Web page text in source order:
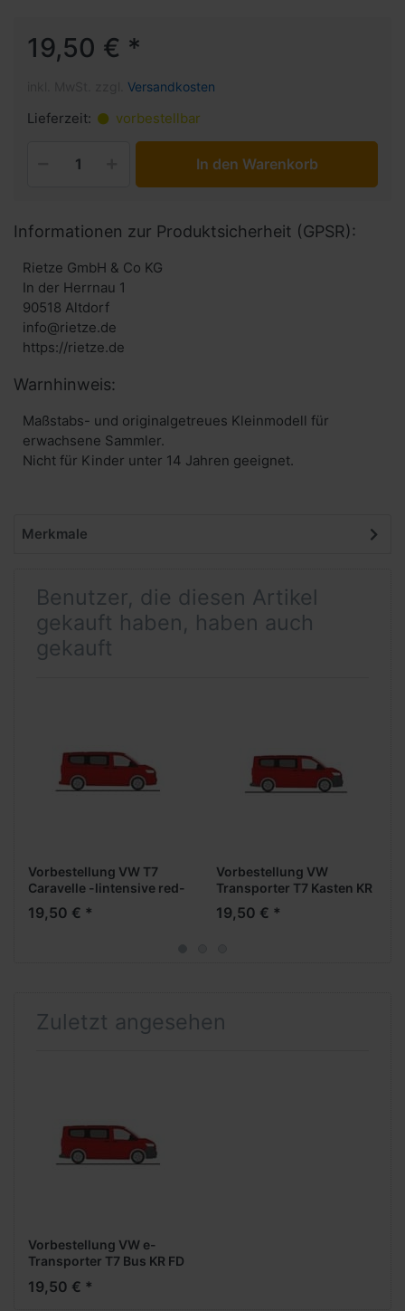
19,50 € *
Versandkosten
Lieferzeit: vorbestellbar
In den Warenkorb
Informationen zur Produktsicherheit (GPSR):
Rietze GmbH & Co KG
In der Herrnau 1
90518 Altdorf
info@rietze.de
https://rietze.de
Warnhinweis:
Maßstabs- und originalgetreues Kleinmodell für
erwachsene Sammler.
Nicht für Kinder unter 14 Jahren geeignet.
Merkmale
Benutzer, die diesen Artikel
gekauft haben, haben auch
gekauft
Vorbestellung VW T7
Caravelle -lintensive red-
-Formneuheit-
***Neuheit Frühjahr
19,50 € *
Vorbestellung VW
Transporter T7 Kasten KR
FD -intensive red- -
Formneuheit- ***Neuheit
19,50 € *
Zuletzt angesehen
Vorbestellung VW e-
Transporter T7 Bus KR FD
Formneuheit- ***Neuheit
19,50 € *